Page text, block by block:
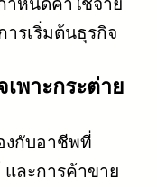
รเริ่มต้นธุรกิจ
พาะกระต่าย
งกับอาชีพที่
และการค้าขาย